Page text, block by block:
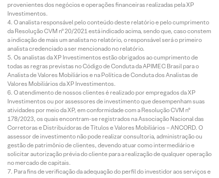
provenientes dos negócios e operações financeiras realizadas pela XP
Investimentos.
O analista responsável pelo conteúdo deste relatório e pelo cumprimento
da Resolução CVM nº 20/2021 está indicado acima, sendo que, caso constem
a indicação de mais um analista no relatório, o responsável será o primeiro
analista credenciado a ser mencionado no relatório.
Os analistas da XP Investimentos estão obrigados ao cumprimento de
todas as regras previstas no Código de Conduta da APIMEC Brasil para o
Analista de Valores Mobiliários e na Política de Conduta dos Analistas de
Valores Mobiliários da XP Investimentos.
O atendimento de nossos clientes é realizado por empregados da XP
Investimentos ou por assessores de investimento que desempenham suas
atividades por meio da XP, em conformidade com a Resolução CVM nº
178/2023, os quais encontram-se registrados na Associação Nacional das
Corretoras e Distribuidoras de Títulos e Valores Mobiliários – ANCORD. O
assessor de investimento não pode realizar consultoria, administração ou
gestão de patrimônio de clientes, devendo atuar como intermediário e
solicitar autorização prévia do cliente para a realização de qualquer operação
no mercado de capitais.
Para fins de verificação da adequação do perfil do investidor aos serviços e